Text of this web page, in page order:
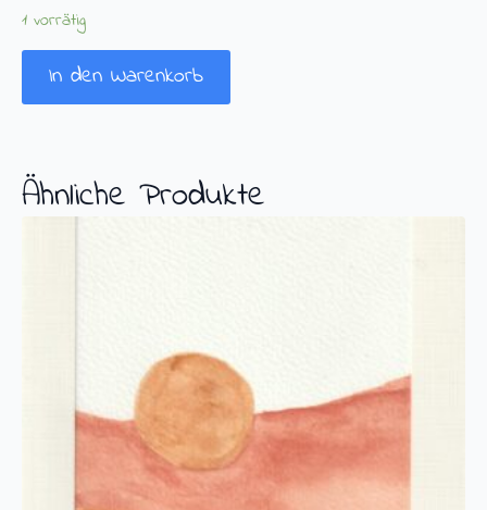
1 vorrätig
In den Warenkorb
Ähnliche Produkte